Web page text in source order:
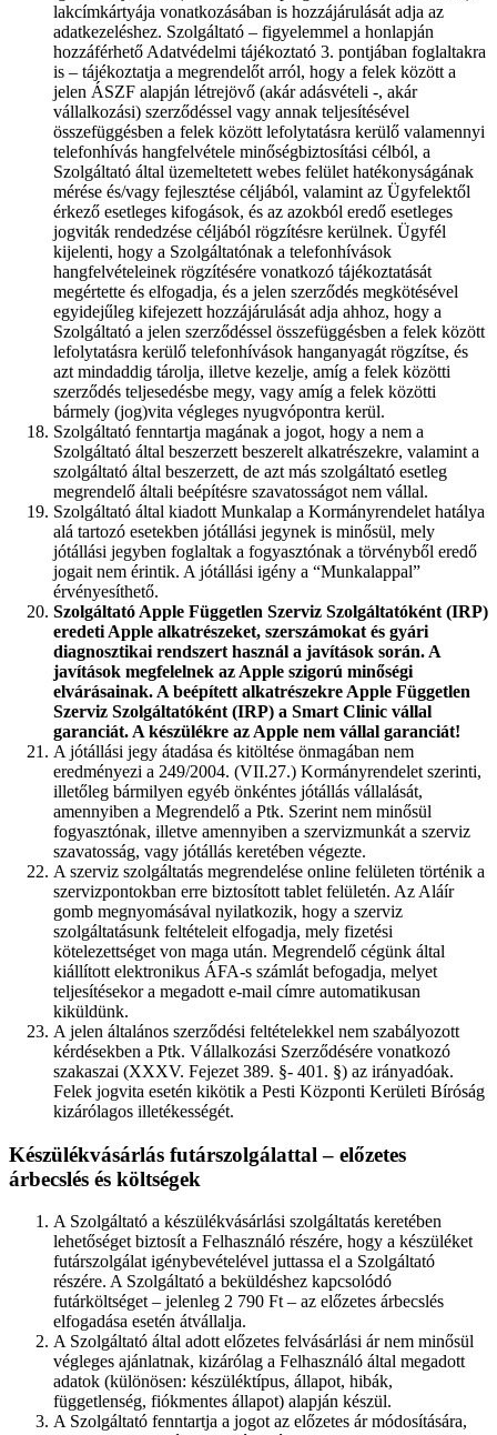
lakcímkártyája vonatkozásában is hozzájárulását adja az
adatkezeléshez. Szolgáltató – figyelemmel a honlapján
hozzáférhető Adatvédelmi tájékoztató 3. pontjában foglaltakra
is – tájékoztatja a megrendelőt arról, hogy a felek között a
jelen ÁSZF alapján létrejövő (akár adásvételi -, akár
vállalkozási) szerződéssel vagy annak teljesítésével
összefüggésben a felek között lefolytatásra kerülő valamennyi
telefonhívás hangfelvétele minőségbiztosítási célból, a
Szolgáltató által üzemeltetett webes felület hatékonyságának
mérése és/vagy fejlesztése céljából, valamint az Ügyfelektől
érkező esetleges kifogások, és az azokból eredő esetleges
jogviták rendedzése céljából rögzítésre kerülnek. Ügyfél
kijelenti, hogy a Szolgáltatónak a telefonhívások
hangfelvételeinek rögzítésére vonatkozó tájékoztatását
megértette és elfogadja, és a jelen szerződés megkötésével
egyidejűleg kifejezett hozzájárulását adja ahhoz, hogy a
Szolgáltató a jelen szerződéssel összefüggésben a felek között
lefolytatásra kerülő telefonhívások hanganyagát rögzítse, és
azt mindaddig tárolja, illetve kezelje, amíg a felek közötti
szerződés teljesedésbe megy, vagy amíg a felek közötti
bármely (jog)vita végleges nyugvópontra kerül.
Szolgáltató fenntartja magának a jogot, hogy a nem a
Szolgáltató által beszerzett beszerelt alkatrészekre, valamint a
szolgáltató által beszerzett, de azt más szolgáltató esetleg
megrendelő általi beépítésre szavatosságot nem vállal.
Szolgáltató által kiadott Munkalap a Kormányrendelet hatálya
alá tartozó esetekben jótállási jegynek is minősül, mely
jótállási jegyben foglaltak a fogyasztónak a törvényből eredő
jogait nem érintik. A jótállási igény a “Munkalappal”
érvényesíthető.
Szolgáltató Apple Független Szerviz Szolgáltatóként (IRP)
eredeti Apple alkatrészeket, szerszámokat és gyári
diagnosztikai rendszert használ a javítások során. A
javítások megfelelnek az Apple szigorú minőségi
elvárásainak. A beépített alkatrészekre Apple Független
Szerviz Szolgáltatóként (IRP) a Smart Clinic vállal
garanciát. A készülékre az Apple nem vállal garanciát!
A jótállási jegy átadása és kitöltése önmagában nem
eredményezi a 249/2004. (VII.27.) Kormányrendelet szerinti,
illetőleg bármilyen egyéb önkéntes jótállás vállalását,
amennyiben a Megrendelő a Ptk. Szerint nem minősül
fogyasztónak, illetve amennyiben a szervizmunkát a szerviz
szavatosság, vagy jótállás keretében végezte.
A szerviz szolgáltatás megrendelése online felületen történik a
szervizpontokban erre biztosított tablet felületén. Az Aláír
gomb megnyomásával nyilatkozik, hogy a szerviz
szolgáltatásunk feltételeit elfogadja, mely fizetési
kötelezettséget von maga után. Megrendelő cégünk által
kiállított elektronikus ÁFA-s számlát befogadja, melyet
teljesítésekor a megadott e-mail címre automatikusan
kiküldünk.
A jelen általános szerződési feltételekkel nem szabályozott
kérdésekben a Ptk. Vállalkozási Szerződésére vonatkozó
szakaszai (XXXV. Fejezet 389. §- 401. §) az irányadóak.
Felek jogvita esetén kikötik a Pesti Központi Kerületi Bíróság
kizárólagos illetékességét.
Készülékvásárlás futárszolgálattal – előzetes
árbecslés és költségek
A Szolgáltató a készülékvásárlási szolgáltatás keretében
lehetőséget biztosít a Felhasználó részére, hogy a készüléket
futárszolgálat igénybevételével juttassa el a Szolgáltató
részére. A Szolgáltató a beküldéshez kapcsolódó
futárköltséget – jelenleg 2 790 Ft – az előzetes árbecslés
elfogadása esetén átvállalja.
A Szolgáltató által adott előzetes felvásárlási ár nem minősül
végleges ajánlatnak, kizárólag a Felhasználó által megadott
adatok (különösen: készüléktípus, állapot, hibák,
függetlenség, fiókmentes állapot) alapján készül.
A Szolgáltató fenntartja a jogot az előzetes ár módosítására,